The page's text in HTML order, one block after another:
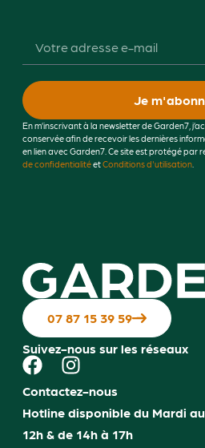
Je
En m’inscrivant à la newsletter de Garden7,
conservée afin de recevoir les dernières
en lien avec Garden7. Ce site est protégé par
de confidentialitéetConditions d'utilisation.
07 87 15 39 59
Suivez-nous sur les réseaux
Contactez-nous
Hotline disponible du Mardi
12h & de 14h à 17h